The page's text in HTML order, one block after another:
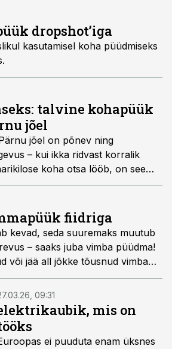
dropshot’iga
kasutamisel koha püüdmiseks
talvine kohapüük
jõel
jõel on põnev ning
– kui ikka ridvast korralik
koha otsa lööb, on see
et tahad seda kogeda veel ja
viimastel aastatel koha põhiliselt
loos võtamegi Pärnu jõe
lahti.
fiidriga
kevad, seda suuremaks muutub
– saaks juba vimba püüdma!
või jää all jõkke tõusnud vimba
järgselt, on kõige parem
siis, kui kevadpäike juba
loodusesse tekib värsket
põhimass merest jõkke
09:31
mis on
ei puuduta enam üksnes